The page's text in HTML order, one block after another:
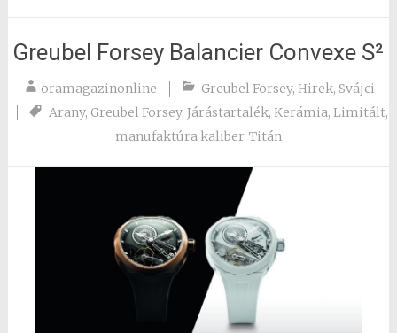
Greubel Forsey Balancier Convexe S²
oramagazinonline Greubel Forsey,Hirek,Svájci
Arany, Greubel Forsey,Járástartalék,Kerámia,Limitált,
manufaktúra kaliber, Titán